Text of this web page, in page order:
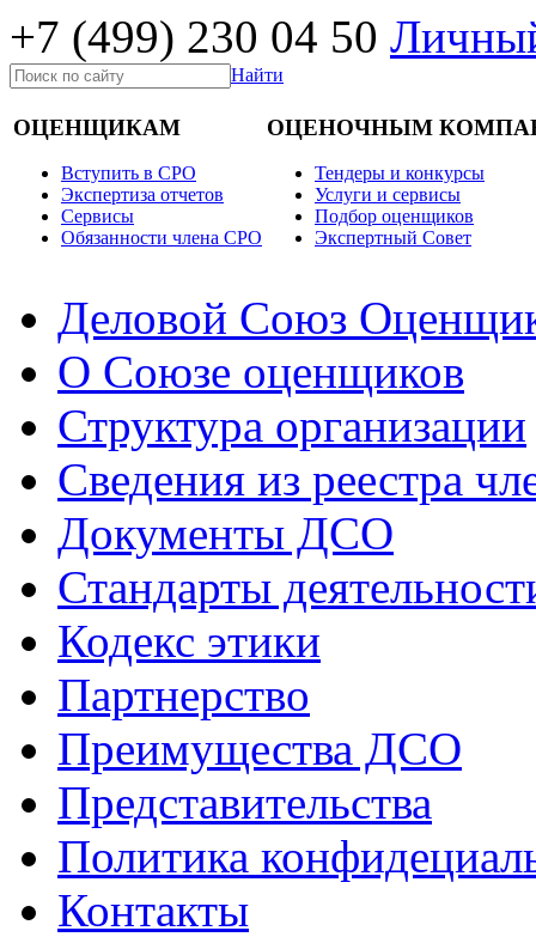
+7 (499) 230 04 50
Найти
ОЦЕНЩИКАМ
Вступить в СРО
Экспертиза отчетов
Cервисы
Обязанности члена СРО
ОЦЕНОЧНЫМ
Тендеры и конкурсы
Услуги и сервисы
Подбор оценщиков
Экспертный Совет
Деловой Союз
О Союзе оценщиков
Структура организации
Сведения из реестра
Документы ДСО
Стандарты
Кодекс этики
Партнерство
Преимущества ДСО
Представительства
Политика
Контакты